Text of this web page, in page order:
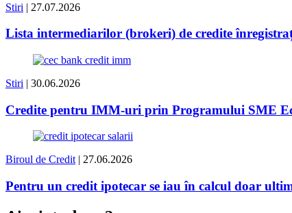
Stiri | 27.07.2026
Lista intermediarilor (brokeri) de credite
Stiri | 30.06.2026
Credite pentru IMM-uri prin Programului SME
Biroul de Credit| 27.06.2026
Pentru un credit ipotecar se iau în calcul doar